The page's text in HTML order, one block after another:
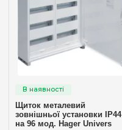
Зовнішній
Кількість модулів
Пустой
60(+3)
Щиток металевий
зовнішньої установки IP44
на 96 мод. Hager Univers